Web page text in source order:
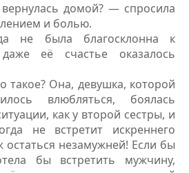
домой? — спросила
и болью.
не была благосклонна к
её счастье оказалось
такое? Она, девушка, которой
влюбляться, боялась
как у второй сестры, и
не встретит искреннего
остаться незамужней! Если бы
бы встретить мужчину,